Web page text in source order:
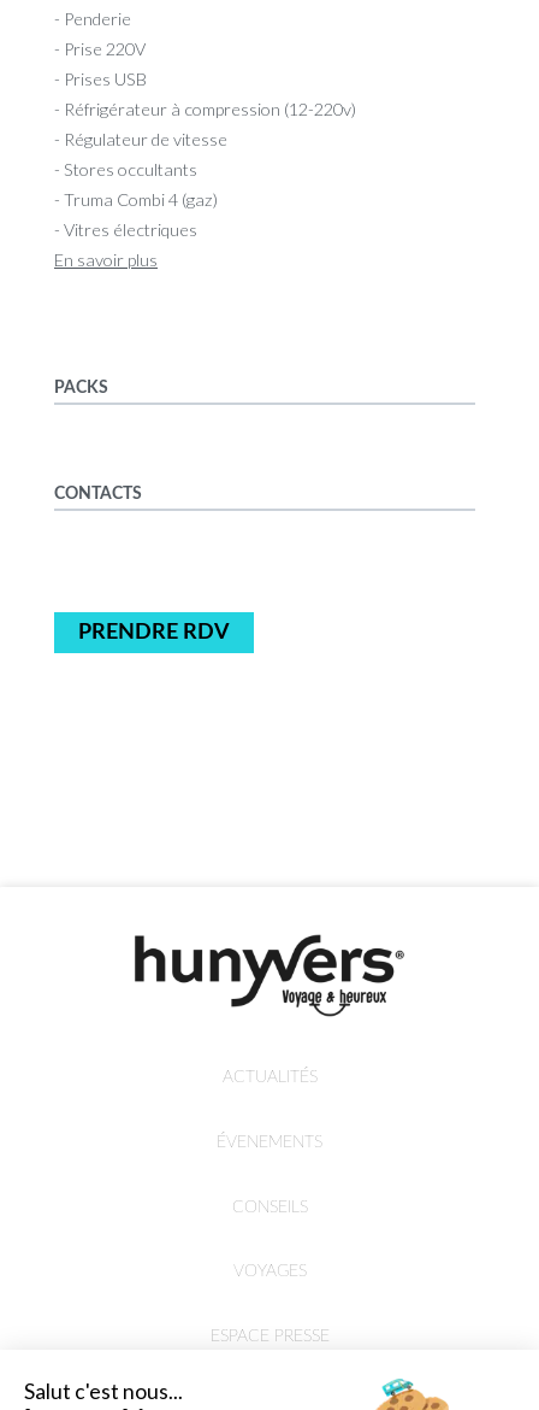
- Penderie
- Prise 220V
- Prises USB
- Réfrigérateur à compression (12-220v)
- Régulateur de vitesse
- Stores occultants
- Truma Combi 4 (gaz)
- Vitres électriques
En savoir plus
PACKS
CONTACTS
PRENDRE RDV
ACTUALITÉS
ÉVENEMENTS
CONSEILS
VOYAGES
ESPACE PRESSE
Salut c'est nous...